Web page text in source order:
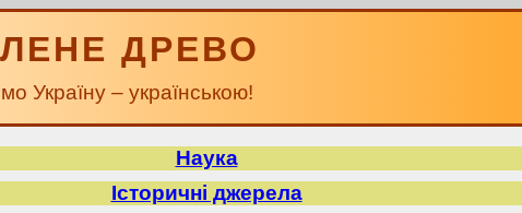
ДРЕВО
Україну – українською!
Наука
Історичні джерела